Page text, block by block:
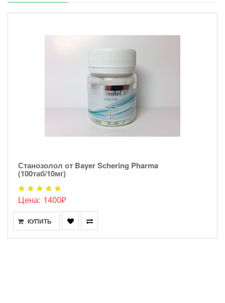
Станозолол от Bayer Schering Pharma
(100таб/10мг)
Цена: 1400₽
КУПИТЬ